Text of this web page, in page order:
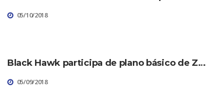
05/10/2018
Black Hawk participa de plano básico de Zona de Proteção de Aeródromo em aldeias indígenas
05/09/2018